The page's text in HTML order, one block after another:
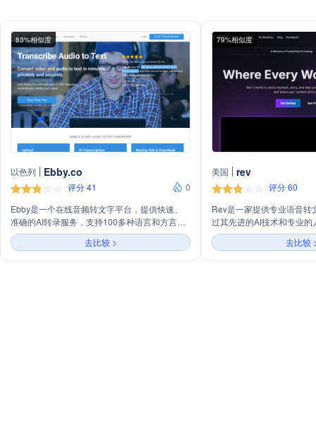
83%相似度
以色列 Ebby.co
评分 41
0
Ebby是一个在线音频转文字平台，提供快速、
准确的AI转录服务，支持100多种语言和方言。
用户可以上传音频或视频文件，获得可编辑、可
搜索、可分享的文字记录。平台提供在线编辑
器，支持多种格式导出，并允许团队协作。
去比较 >
79%相似度
美国 rev
评分 60
Rev是一家提供专业语音转
过其先进的AI技术和专业
准确地将音频和视频内容
务覆盖了多种语言，支持
种功能，帮助用户提高工
去比较